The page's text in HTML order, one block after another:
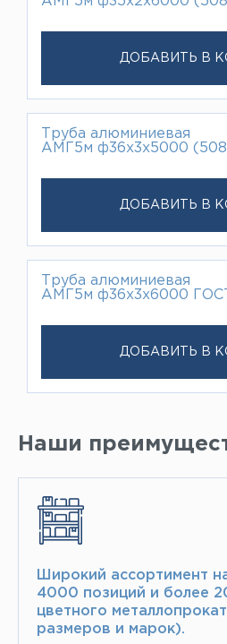
ДОБАВИТЬ В
Труба алюминиевая
АМГ5м ф36х3х5000
ДОБАВИТЬ В
Труба алюминиевая
АМГ5м ф36х3х6000 ГОСТ
ДОБАВИТЬ В
Наши
Широкий ассортимент
4000 позиций и более
цветного
размеров и марок).